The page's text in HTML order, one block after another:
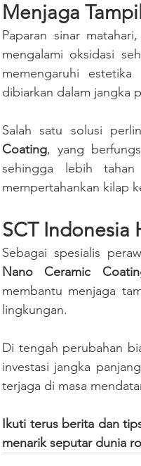
Menjaga
Paparan sinar
mengalami oksidasi
memengaruhi
dibiarkan dalam jangka
Salah satu solusi
Coating, yang
sehingga lebih
mempertahankan kilap
SCT Indonesia
Sebagai spesialis
Nano Ceramic
membantu menjaga
lingkungan.
Di tengah perubahan
investasi jangka
terjaga di masa
Ikuti terus berita dan
menarik seputar dunia